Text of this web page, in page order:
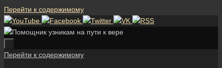
Перейти к содержимому
Перейти к содержимому